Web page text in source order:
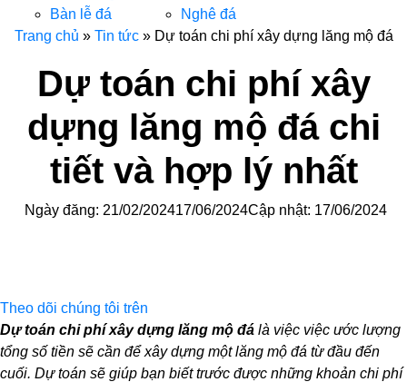
Bàn lễ đá
Nghê đá
Trang chủ » Tin tức» Dự toán chi phí xây dựng lăng mộ đá
Dự toán chi phí xây
dựng lăng mộ đá chi
tiết và hợp lý nhất
Ngày đăng: 21/02/202417/06/2024Cập nhật: 17/06/2024
Theo dõi chúng tôi trên
Dự toán chi phí xây dựng lăng mộ đá là việc việc ước lượng
tổng số tiền sẽ cần để xây dựng một lăng mộ đá từ đầu đến
cuối. Dự toán sẽ giúp bạn biết trước được những khoản chi phí